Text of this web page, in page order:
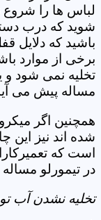
لباس ها را شروع
شوید که درب
باشید که دلایل
برخی از موارد
تخلیه نمی شود
مساله پیش می
همچنین اگر
شده اند نیز این
است که
در تیمورلو
تخلیه نشدن آب